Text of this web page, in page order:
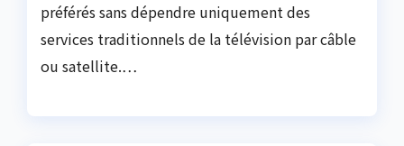
préférés sans dépendre uniquement des
services traditionnels de la télévision par câble
ou satellite.…